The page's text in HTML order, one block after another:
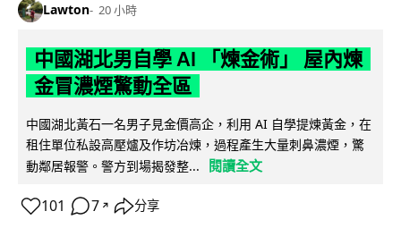
Lawton 20 小時
中國湖北男自學 AI 「煉金術」 屋內煉
金冒濃煙驚動全區
中國湖北黃石一名男子見金價高企，利用 AI 自學提煉黃金，在
租住單位私設高壓爐及作坊冶煉，過程產生大量刺鼻濃煙，驚
動鄰居報警。警方到場揭發整...
閱讀全文
101 7 ↗ 分享